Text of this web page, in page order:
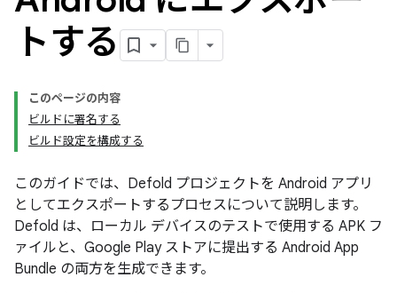
トする
このページの内容
ビルドに署名する
ビルド設定を構成する
このガイドでは、Defold プロジェクトを Android アプリ
としてエクスポートするプロセスについて説明します。
Defold は、ローカル デバイスのテストで使用する APK フ
ァイルと、Google Play ストアに提出する Android App
Bundle の両方を生成できます。